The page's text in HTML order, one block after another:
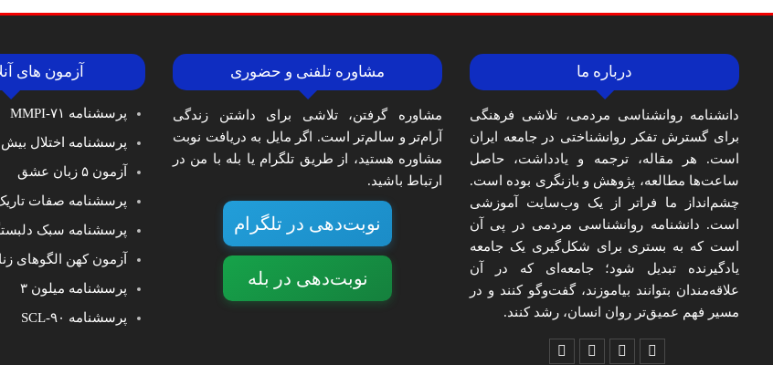
درباره ما
دانشنامه روانشناسی مردمی، تلاشی فرهنگی
برای گسترش تفکر روانشناختی در جامعه ایران
است. هر مقاله، ترجمه و یادداشت، حاصل
ساعت‌ها مطالعه، پژوهش و بازنگری بوده است.
چشم‌انداز ما فراتر از یک وب‌سایت آموزشی
است. دانشنامه روانشناسی مردمی در پی آن
است که به بستری برای شکل‌گیری یک جامعه
یادگیرنده تبدیل شود؛ جامعه‌ای که در آن
علاقه‌مندان بتوانند بیاموزند، گفت‌وگو کنند و در
مسیر فهم عمیق‌تر روان انسان، رشد کنند.
مشاوره تلفنی و حضوری
مشاوره گرفتن، تلاشی برای داشتن زندگی
آرام‌تر و سالم‌تر است. اگر مایل به دریافت نوبت
مشاوره هستید، از طریق تلگرام یا بله با من در
ارتباط باشید.
نوبت‌دهی در تلگرام
نوبت‌دهی در بله
آزمون های
پرسشنامه MMPI-۷۱
پرسشنامه اختلال بیش
آزمون ۵ زبان عشق
پرسشنامه صفات
پرسشنامه سبک
آزمون کهن الگوهای
پرسشنامه میلون ۳
پرسشنامه SCL-۹۰